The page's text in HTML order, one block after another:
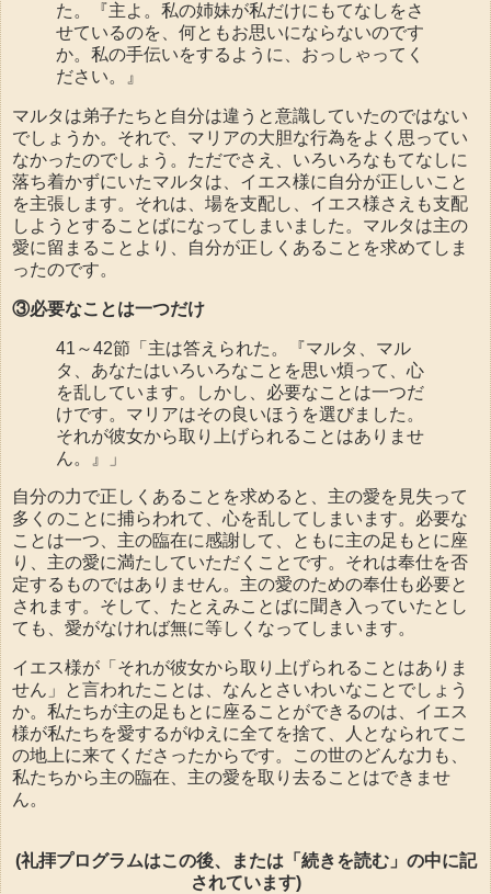
た。『主よ。私の姉妹が私だけにもてなしをさ
せているのを、何ともお思いにならないのです
か。私の手伝いをするように、おっしゃってく
ださい。』
マルタは弟子たちと自分は違うと意識していたのではない
でしょうか。それで、マリアの大胆な行為をよく思ってい
なかったのでしょう。ただでさえ、いろいろなもてなしに
落ち着かずにいたマルタは、イエス様に自分が正しいこと
を主張します。それは、場を支配し、イエス様さえも支配
しようとすることばになってしまいました。マルタは主の
愛に留まることより、自分が正しくあることを求めてしま
ったのです。
③必要なことは一つだけ
41～42節「主は答えられた。『マルタ、マル
タ、あなたはいろいろなことを思い煩って、心
を乱しています。しかし、必要なことは一つだ
けです。マリアはその良いほうを選びました。
それが彼女から取り上げられることはありませ
ん。』」
自分の力で正しくあることを求めると、主の愛を見失って
多くのことに捕らわれて、心を乱してしまいます。必要な
ことは一つ、主の臨在に感謝して、ともに主の足もとに座
り、主の愛に満たしていただくことです。それは奉仕を否
定するものではありません。主の愛のための奉仕も必要と
されます。そして、たとえみことばに聞き入っていたとし
ても、愛がなければ無に等しくなってしまいます。
イエス様が「それが彼女から取り上げられることはありま
せん」と言われたことは、なんとさいわいなことでしょう
か。私たちが主の足もとに座ることができるのは、イエス
様が私たちを愛するがゆえに全てを捨て、人となられてこ
の地上に来てくださったからです。この世のどんな力も、
私たちから主の臨在、主の愛を取り去ることはできませ
ん。
(礼拝プログラムはこの後、または「続きを読む」の中に記
されています)